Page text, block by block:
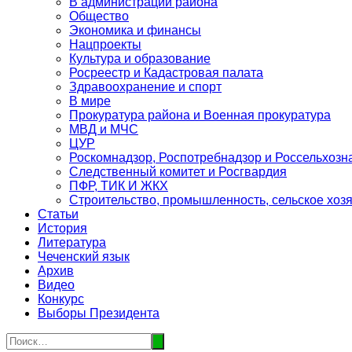
Общество
Экономика и финансы
Нацпроекты
Культура и образование
Росреестр и Кадастровая палата
Здравоохранение и спорт
В мире
Прокуратура района и Военная прокуратура
МВД и МЧС
ЦУР
Роскомнадзор, Роспотребнадзор и
Следственный комитет и Росгвардия
ПФР, ТИК И ЖКХ
Строительство, промышленность, сельское
Статьи
История
Литература
Чеченский язык
Архив
Видео
Конкурс
Выборы Президента